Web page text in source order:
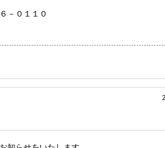
－０１１０